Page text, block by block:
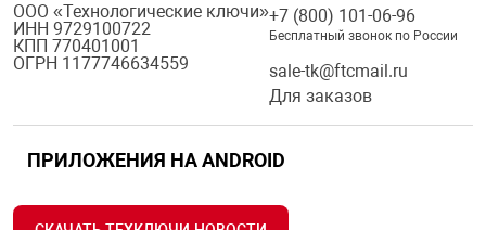
ООО «Технологические ключи»
ИНН 9729100722
КПП 770401001
ОГРН 1177746634559
+7 (800) 101-06-96
Бесплатный звонок по России
sale-tk@ftcmail.ru
Для заказов
ПРИЛОЖЕНИЯ НА ANDROID